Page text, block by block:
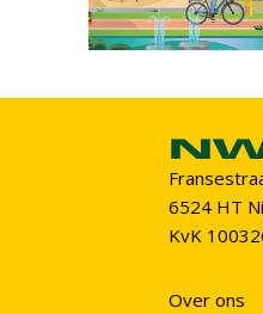
6524 HT
KvK
Over ons